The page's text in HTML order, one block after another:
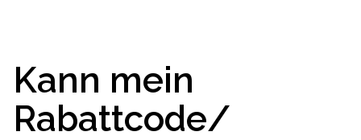
Kann mein
Rabattcode/